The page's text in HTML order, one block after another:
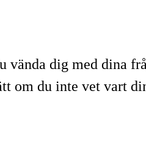
dig med dina
om du inte vet vart